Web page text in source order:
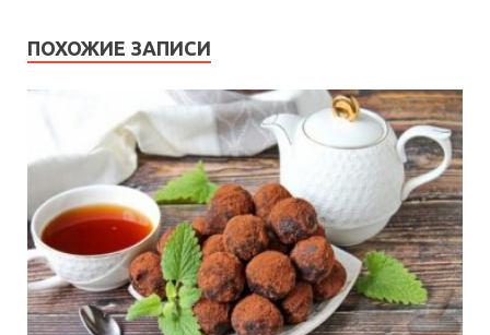
ПОХОЖИЕ ЗАПИСИ